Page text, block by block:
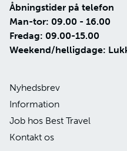
Åbningstider på telefon
Man-tor: 09.00 - 16.00
Fredag: 09.00-15.00
Weekend/helligdage:
Nyhedsbrev
Information
Job hos Best Travel
Kontakt os